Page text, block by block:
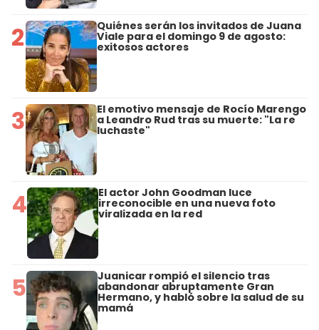
2 Quiénes serán los invitados de Juana
Viale para el domingo 9 de agosto:
exitosos actores
3 El emotivo mensaje de Rocío Marengo
a Leandro Rud tras su muerte: "La re
luchaste"
4 El actor John Goodman luce
irreconocible en una nueva foto
viralizada en la red
5 Juanicar rompió el silencio tras
abandonar abruptamente Gran
Hermano, y habló sobre la salud de su
mamá